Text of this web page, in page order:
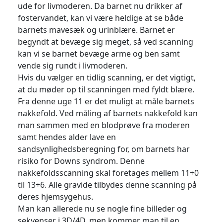
ude for livmoderen. Da barnet nu drikker af
fostervandet, kan vi være heldige at se både
barnets mavesæk og urinblære. Barnet er
begyndt at bevæge sig meget, så ved scanning
kan vi se barnet bevæge arme og ben samt
vende sig rundt i livmoderen.
Hvis du vælger en tidlig scanning, er det vigtigt,
at du møder op til scanningen med fyldt blære.
Fra denne uge 11 er det muligt at måle barnets
nakkefold. Ved måling af barnets nakkefold kan
man sammen med en blodprøve fra moderen
samt hendes alder lave en
sandsynlighedsberegning for, om barnets har
risiko for Downs syndrom. Denne
nakkefoldsscanning skal foretages mellem 11+0
til 13+6. Alle gravide tilbydes denne scanning på
deres hjemsygehus.
Man kan allerede nu se nogle fine billeder og